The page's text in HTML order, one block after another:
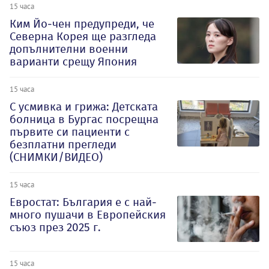
15 часа
Ким Йо-чен предупреди, че
Северна Корея ще разгледа
допълнителни военни
варианти срещу Япония
15 часа
С усмивка и грижа: Детската
болница в Бургас посрещна
първите си пациенти с
безплатни прегледи
(СНИМКИ/ВИДЕО)
15 часа
Евростат: България е с най-
много пушачи в Европейския
съюз през 2025 г.
15 часа